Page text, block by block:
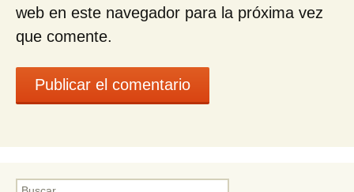
web en este navegador para la próxima vez
que comente.
Buscar: